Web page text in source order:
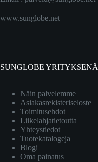
www.sunglobe.net
SUNGLOBE YRITYKSENÄ
Näin palvelemme
Asiakasrekisteriseloste
Toimitusehdot
Liikelahjatietoutta
Yhteystiedot
Tuotekatalogeja
Blogi
Oma painatus